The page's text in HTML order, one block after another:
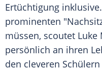
Ertüchtigung
prominenten
müssen, scoutet Luke
persönlich an ihren
den cleveren